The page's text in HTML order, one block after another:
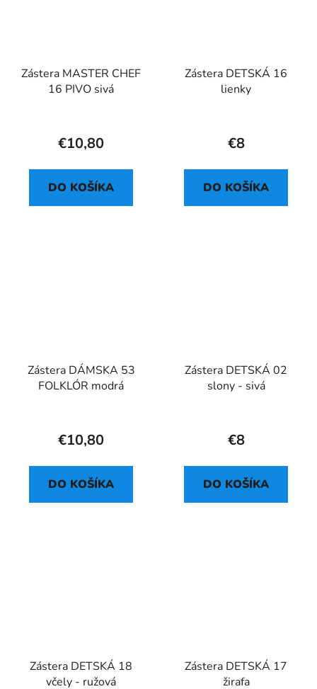
Zástera MASTER CHEF
16 PIVO sivá
€10,80
DO KOŠÍKA
Zástera DETSKÁ 16
lienky
€8
DO KOŠÍKA
Zástera DÁMSKA 53
FOLKLÓR modrá
€10,80
DO KOŠÍKA
Zástera DETSKÁ 02
slony - sivá
€8
DO KOŠÍKA
Zástera DETSKÁ 18
včely - ružová
Zástera DETSKÁ 17
žirafa